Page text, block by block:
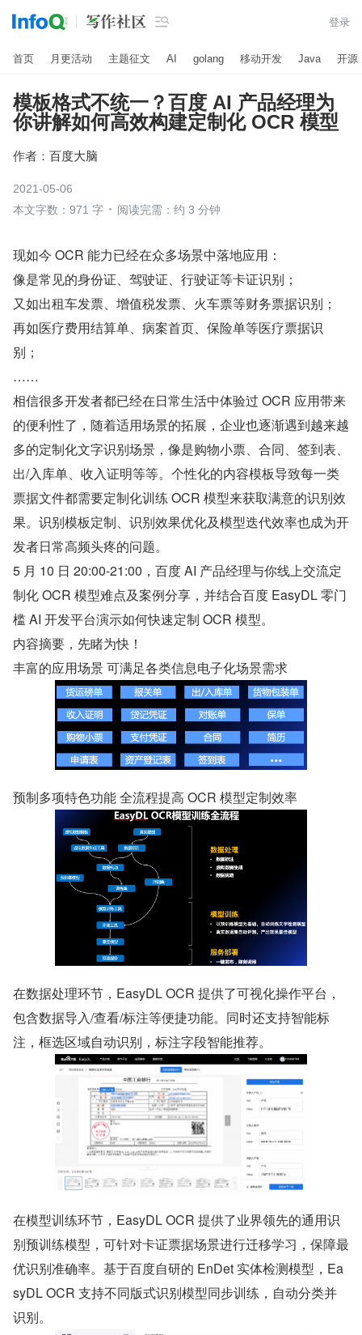
 登录
首页 月更活动 主题征文 AI golang 移动开发 Java 开源
模板格式不统一？百度 AI 产品经理为
你讲解如何高效构建定制化 OCR 模型
作者： 百度大脑
2021-05-06
本文字数：971 字
阅读完需：约 3 分钟
现如今 OCR 能力已经在众多场景中落地应用：
像是常见的身份证、驾驶证、行驶证等卡证识别；
又如出租车发票、增值税发票、火车票等财务票据识别；
再如医疗费用结算单、病案首页、保险单等医疗票据识
别；
……
相信很多开发者都已经在日常生活中体验过 OCR 应用带来
的便利性了，随着适用场景的拓展，企业也逐渐遇到越来越
多的定制化文字识别场景，像是购物小票、合同、签到表、
出/入库单、收入证明等等。个性化的内容模板导致每一类
票据文件都需要定制化训练 OCR 模型来获取满意的识别效
果。识别模板定制、识别效果优化及模型迭代效率也成为开
发者日常高频头疼的问题。
5 月 10 日 20:00-21:00，百度 AI 产品经理与你线上交流定
制化 OCR 模型难点及案例分享，并结合百度 EasyDL 零门
槛 AI 开发平台演示如何快速定制 OCR 模型。
内容摘要，先睹为快！
丰富的应用场景 可满足各类信息电子化场景需求
预制多项特色功能 全流程提高 OCR 模型定制效率
在数据处理环节，EasyDL OCR 提供了可视化操作平台，
包含数据导入/查看/标注等便捷功能。同时还支持智能标
注，框选区域自动识别，标注字段智能推荐。
在模型训练环节，EasyDL OCR 提供了业界领先的通用识
别预训练模型，可针对卡证票据场景进行迁移学习，保障最
优识别准确率。基于百度自研的 EnDet 实体检测模型，Ea
syDL OCR 支持不同版式识别模型同步训练，自动分类并
识别。